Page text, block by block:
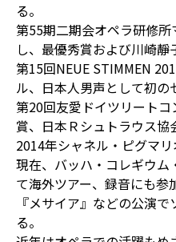
る。
第55期二期会オペラ研修
し、最優秀賞および川崎靜
第15回NEUE STIMMEN
ル、日本人男声として初の
第20回友愛ドイツリート
賞、日本Ｒシュトラウス協
2014年シャネル・ピグマリ
現在、バッハ・コレギウム
て海外ツアー、録音にも参
『メサイア』などの公演
る。